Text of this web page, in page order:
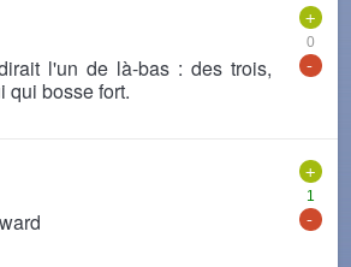
+
0
-
l'un de là-bas : des trois,
qui bosse fort.
+
1
-